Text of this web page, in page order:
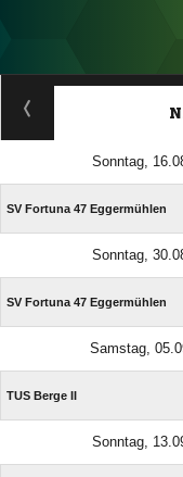
Sonntag,
SV Fortuna 47 Eggermühlen
Sonntag,
SV Fortuna 47 Eggermühlen
Samstag,
TUS Berge II
Sonntag,